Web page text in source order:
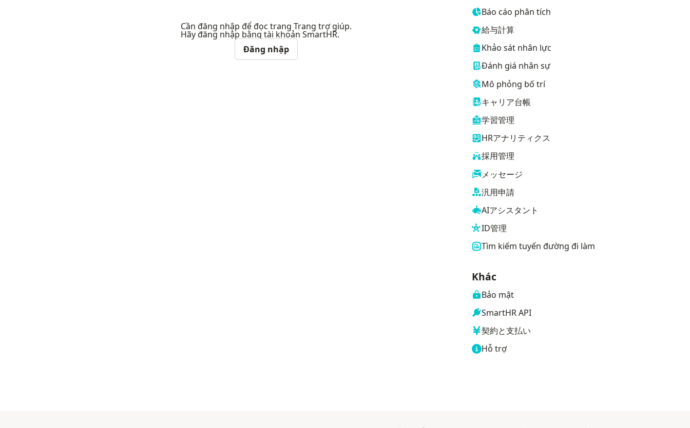
Cần đăng nhập để đọc trang Trang trợ giúp.
Hãy đăng nhập bằng tài khoản SmartHR.
Đăng nhập
Báo cáo phân tích
給与計算
Khảo sát nhân lực
Đánh giá nhân sự
Mô phỏng bố trí
キャリア台帳
学習管理
HRアナリティクス
採用管理
メッセージ
汎用申請
AIアシスタント
ID管理
Tìm kiếm tuyến đường đi làm
Khác
Bảo mật
SmartHR API
契約と支払い
Hỗ trợ